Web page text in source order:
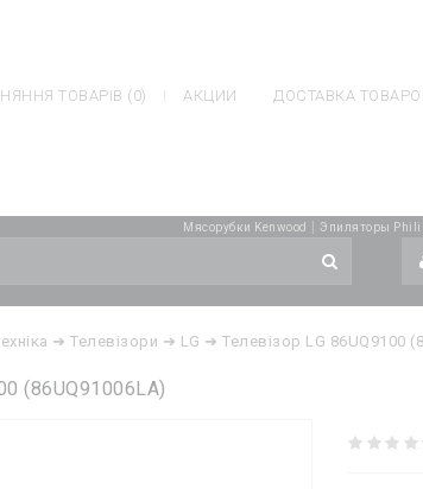
ТОВАРІВ (0) АКЦИИ ДОСТАВКА
Мясорубки Kenwood Эпиляторы
➔ Телевізори ➔ LG ➔ Телевізор LG 86UQ9100
(86UQ91006LA)